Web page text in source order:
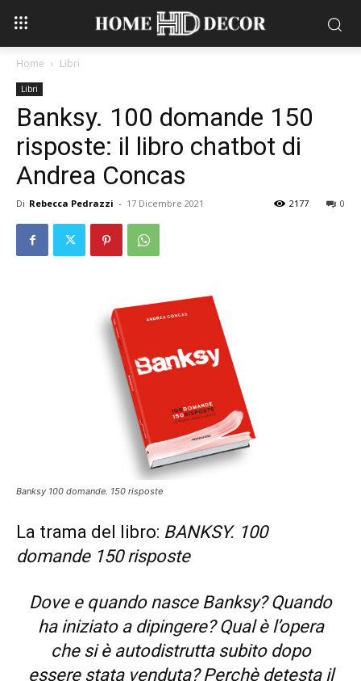
Home Libri
Libri
Banksy. 100 domande 150
risposte: il libro chatbot di
Andrea Concas
Di Rebecca Pedrazzi - 17 Dicembre 2021 0
2177
Banksy 100 domande. 150 risposte
La trama del libro: BANKSY. 100
domande 150 risposte
Dove e quando nasce Banksy? Quando
ha iniziato a dipingere?Qual è l’opera
che si è autodistrutta subito dopo
essere stata venduta?Perchè detesta il